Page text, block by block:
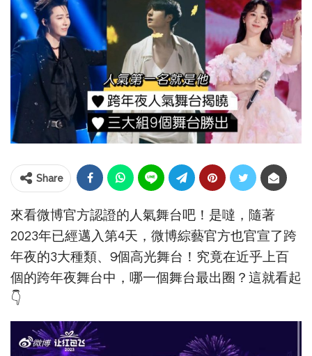
Share
來看微博官方認證的人氣舞台吧！是噠，隨著
2023年已經邁入第4天，微博綜藝官方也官宣了跨
年夜的3大種類、9個高光舞台！究竟在近乎上百
個的跨年夜舞台中，哪一個舞台最出圈？這就看起
👇